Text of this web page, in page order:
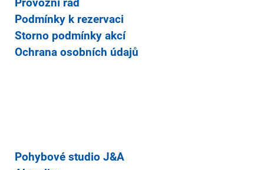
Provozní řád
Podmínky k rezervaci
Storno podmínky akcí
Ochrana osobních údajů
Pohybové studio J&A